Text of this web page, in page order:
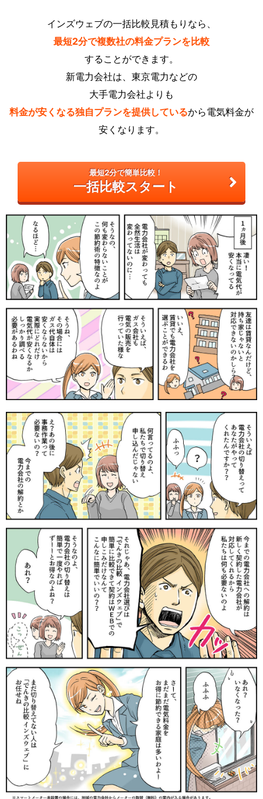
インズウェブの一括比較見積もりなら、
最短2分で複数社の料金プランを比較
することができます。
新電力会社は、東京電力などの
大手電力会社よりも
料金が安くなる独自プランを提供しているから電気料金が
安くなります。
最短2分で簡単比較！
一括比較スタート